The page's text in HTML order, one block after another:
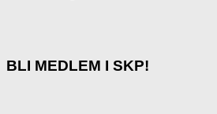
BLI MEDLEM I SKP!